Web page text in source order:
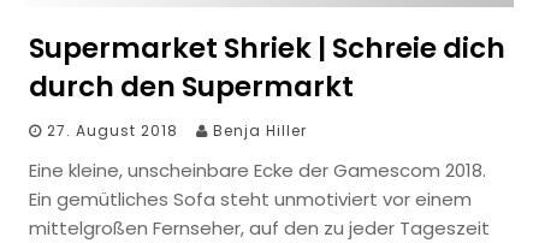
Supermarket Shriek | Schreie dich
durch den Supermarkt
27. August 2018 Benja Hiller
Eine kleine, unscheinbare Ecke der Gamescom 2018.
Ein gemütliches Sofa steht unmotiviert vor einem
mittelgroßen Fernseher, auf den zu jeder Tageszeit